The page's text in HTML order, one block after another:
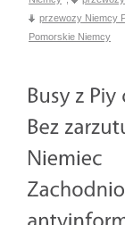
przewozy Niemcy
Pomorskie Niemcy